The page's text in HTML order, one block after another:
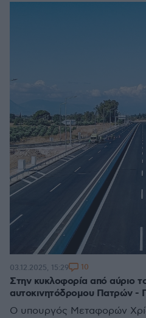
Στην κυκλοφορία από αύριο
αυτοκινητόδρομου Πατρών -
Ο υπουργός Μεταφορών
03.12.2025, 15:29 10